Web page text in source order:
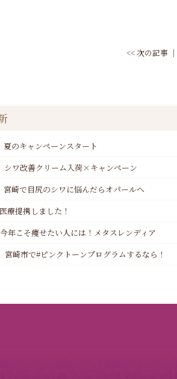
<< 次の記事│
夏のキャンペーンスタート
シワ改善クリーム入荷×キャンペーン
宮崎で目尻のシワに悩んだらオパールへ
医療提携しました！
今年こそ痩せたい人には！メタスレンディア
宮崎市で#ピンクトーンプログラムするなら！